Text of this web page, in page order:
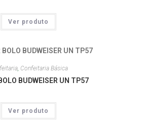
Ver produto
Confeitaria Básica
BUDWEISER UN TP57
Ver produto